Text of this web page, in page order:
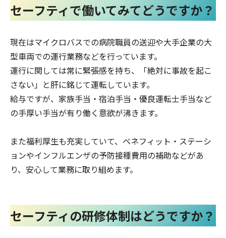
セーフティで働いてみてどうですか？
現在はマイクロバスでの病院職員の送迎や大手企業の大
型車両での運行業務などを行っています。
運行に関しては常に緊張感を持ち、「絶対に事故を起こ
さない」と肝に銘じて運転しています。
給与ですが、家族手当・宿泊手当・優良運転士手当など
の手厚い手当が有り働く意欲が沸きます。
また福利厚生も充実していて、ベネフィット・ステーシ
ョンやインフルエンザの予防接種費用の補助などがあ
り、安心して業務に取り組めます。
セーフティの研修体制はどうですか？